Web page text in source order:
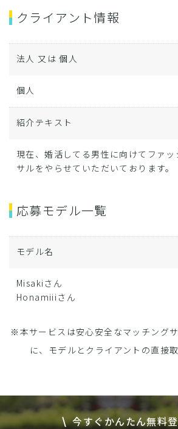
クライアント情報
法人 又は 個人
個人
紹介テキスト
現在、婚活してる男性に向けてファ
サルをやらせていただいております。
応募モデル一覧
モデル名
Misakiさん
Honamiiiさん
※本サービスは安心安全なマッチング
に、モデルとクライアントの直接
今すぐかんたん無料